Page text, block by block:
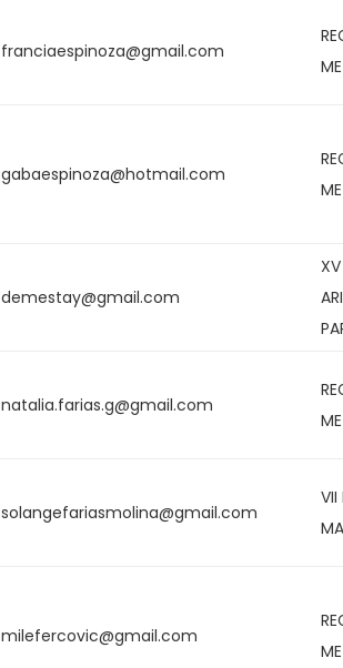
franciaespinoza@gmail.com
gabaespinoza@hotmail.com
demestay@gmail.com
natalia.farias.g@gmail.com
solangefariasmolina@gmail.com
VII
milefercovic@gmail.com